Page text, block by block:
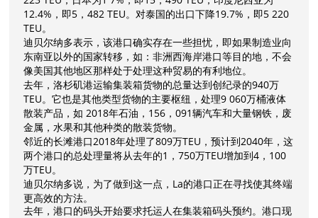
12.4%，即5，482 TEU。对泰国的出口下降19.7%，即5 220
TEU。
迪贝尔纳多表示，该港口确实存在一些担忧，即如果制造业向
东南亚以外的国家转移，如：非洲西海岸港口等目的地，不会
像美国其他地区那样处于处理这种贸易的有利地位。
去年，洛杉矶港运输集装箱货物的总量达到创纪录的940万
TEU。它也是其他类型货物的主要枢纽，处理9 060万桶液体
散装产品，如 2018年石油，156，091辆汽车和大量钢铁，废
金属，水果和其他种类的散装货物。
邻近的长滩港口2018年处理了809万TEU，预计到2040年，这
两个港口的总处理量将从去年的1，750万TEU增加到4，100
万TEU。
迪贝尔纳多说，为了做到这一点， La的港口正在寻找使其终端
更高效的方法。
去年，港口的码头开始要求托运人在集装箱码头预约。港口现